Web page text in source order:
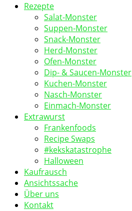
Rezepte
Salat-Monster
Suppen-Monster
Snack-Monster
Herd-Monster
Ofen-Monster
Dip- & Saucen-Monster
Kuchen-Monster
Nasch-Monster
Einmach-Monster
Extrawurst
Frankenfoods
Recipe Swaps
#kekskatastrophe
Halloween
Kaufrausch
Ansichtssache
Über uns
Kontakt